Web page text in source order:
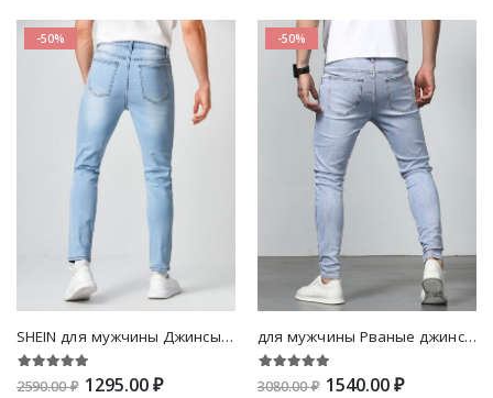
-50%
SHEIN для мужчины Джинсы с карманом
2590.00 ₽ 1295.00 ₽
-50%
для мужчины Рваные джинсы скинни
3080.00 ₽ 1540.00 ₽